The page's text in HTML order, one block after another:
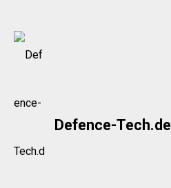
Skip
Defence-Tech.de